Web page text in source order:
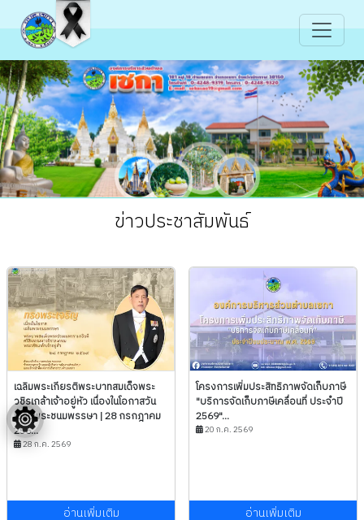
ข่าวประชาสัมพันธ์
เฉลิมพระเกียรติพระบาทสมเด็จพระ
วชิรเกล้าเจ้าอยู่หัว เนื่องในโอกาสวัน
เฉลิมพระชนมพรรษา | 28 กรกฎาคม
256...
28 ก.ค. 2569
อ่านเพิ่มเติม
โครงการเพิ่มประสิทธิภาพจัดเก็บภาษี
"บริการจัดเก็บภาษีเคลื่อนที่ ประจำปี
2569"...
20 ก.ค. 2569
อ่านเพิ่มเติม